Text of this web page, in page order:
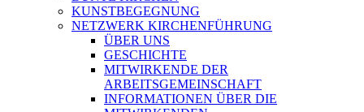
KUNSTBEGEGNUNG
NETZWERK KIRCHENFÜHRUNG
ÜBER UNS
GESCHICHTE
MITWIRKENDE DER
ARBEITSGEMEINSCHAFT
INFORMATIONEN ÜBER DIE